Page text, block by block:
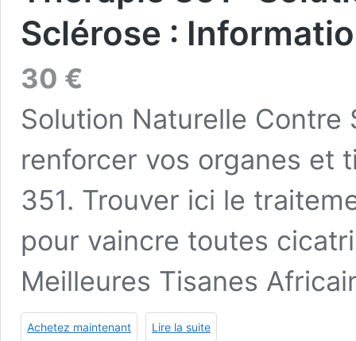
Sclérose :
30 €
Solution Naturelle
renforcer vos organes et
351. Trouver ici le
pour vaincre toutes
Meilleures Tisanes
Achetez maintenant Lire la suite